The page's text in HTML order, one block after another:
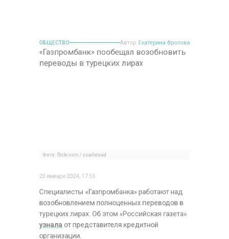
турецких лирах. Об этом «Российская газета»
организации.
Банк проводит мероприятия по
восстановлению переводов в